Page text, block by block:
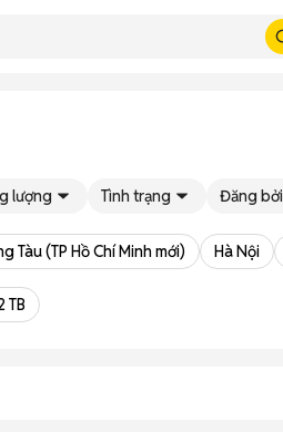
lượng Tình trạng Đăng bởi
Tàu (TP Hồ Chí Minh mới) Hà Nội
TB